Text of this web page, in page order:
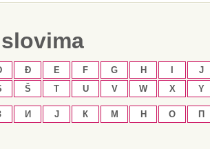
Đ E F G H J
Š T U V W X Y
И Ј К М Н О П